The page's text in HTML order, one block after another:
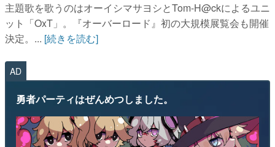
主題歌を歌うのはオーイシマサヨシとTom-H@ckによるユニ
ット「OxT」。『オーバーロード』初の大規模展覧会も開催
決定。... [続きを読む]
AD
勇者パーティはぜんめつしました。